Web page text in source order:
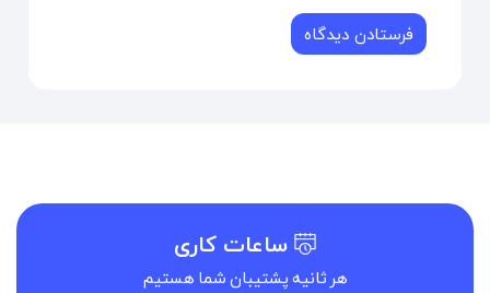
ساعات کاری
هر ثانیه پشتیبان شما هستیم